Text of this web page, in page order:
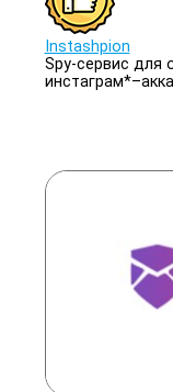
Instashpion
Spy-сервис для